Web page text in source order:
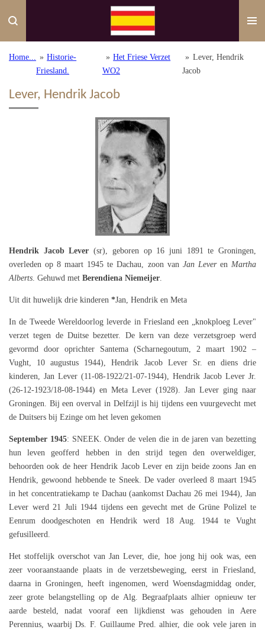
direct
de
hoofdinhoud
Home... » Historie-
Friesland.
» Het Friese Verzet
WO2
» Lever, Hendrik
Jacob
Lever, Hendrik Jacob
Hendrik Jacob Lever (sr), geboren op 16 juni 1891 te Groningen,
overleden op 8 maart 1945 te Dachau, zoon van Jan LeverenMartha
Alberts. Gehuwd met Berendiena Niemeijer.
Uit dit huwelijk drie kinderen *Jan, Hendrik en Meta
In de Tweede Wereldoorlog leverde in Friesland een „knokploeg Lever"
verzet tegen de Duitse bezetter. De kern van deze verzetsgroep werd
gevormd door oprichter Santema (Scharnegoutum, 2 maart 1902 –
Vught, 10 augustus 1944), Hendrik Jacob Lever Sr. en diens drie
kinderen, Jan Lever (11-08-1922/21-07-1944), Hendrik Jacob Lever Jr.
(26-12-1923/18-08-1944) en Meta Lever (1928). Jan Lever ging naar
Groningen. Bij een overval in Delfzijl is hij tijdens een vuurgevecht met
de Duitsers bij Ezinge om het leven gekomen
September 1945: SNEEK. Onder de velen die in de jaren van bezetting
hun leven geofferd hebben in den strijd tegen den overweldiger,
behoorden ook de heer Hendrik Jacob Lever en zijn beide zoons Jan en
Hendrik, gewoond hebbende te Sneek. De vader overleed 8 maart 1945
in het concentratiekamp te Dachau (aankomst Dachau 26 mei 1944), Jan
Lever werd 21 Juli 1944 tijdens een gevecht met de Grüne Polizel te
Eenrum doodgeschoten en Hendrik werd 18 Aug. 1944 te Vught
gefusilleerd.
Het stoffelijk overschot van Jan Lever, die, hoe jong hij ook was, een
zeer vooraanstaande plaats in de verzetsbeweging, eerst in Friesland,
daarna in Groningen, heeft ingenomen, werd Woensdagmiddag onder,
zeer grote belangstelling op de Alg. Begraafplaats alhier opnieuw ter
aarde besteld, nadat vooraf een lijkdienst was gehouden in Aere
Perennius, waarbij Ds. F. Guillaume Pred. alhier, die ook vele jaren in